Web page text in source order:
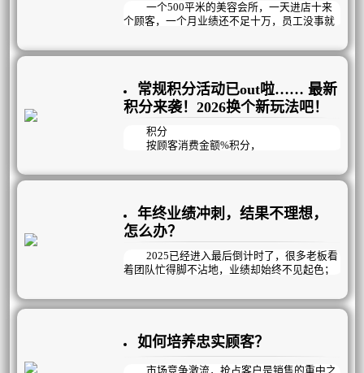
结果，更强调员工个体的自主创造性。通过会
议机制，在思想、知识、工具、技能、观
力；再通过过程监督和数据结果检测，帮助员
一个500平米的美容会所，一天进店十来
个顾客，一个月业绩还不足十万，员工没事就
做了以下几个动作，业绩成功倍增，突破新
常规积分活动已out啦…… 最新
积分来袭！2026换个新玩法吧！
积分
按顾客消费金额%积分，
这种常规的积分活动已经out啦！
其实积分还可以
增加到店率、提升项目消耗、推荐好友、
让顾客养成预约的好习惯……等等；
不就一个积分活动，有您说的那么牛逼
曦玥最强定制积分活动就是能做到！
年终业绩冲刺，结果不理想，
怎么办？
2025已经进入最后倒计时了，很多老板看
着团队忙得脚不沾地，业绩却始终不见起色；
业，活动也做了，为什么业绩结果总不尽如人
意？
问题的核心：
往往在于“战略模糊”与“执行脱节”
与其用“努力”自我感动，不如用“科学的策
如何培养忠实顾客？
市场竞争激流，抢占客户是销售的重中之